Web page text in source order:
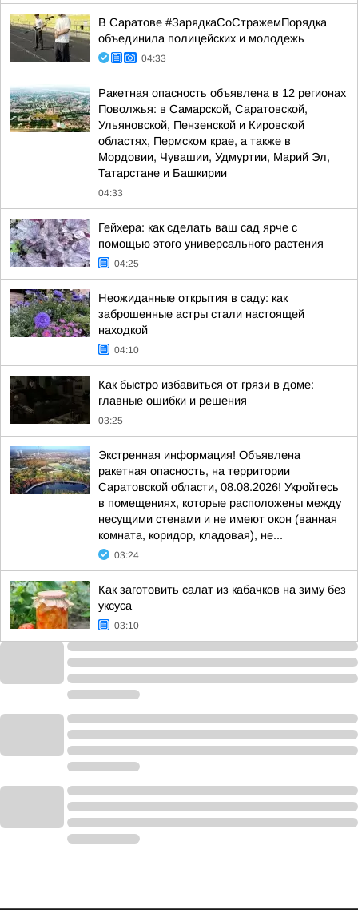
В Саратове #ЗарядкаСоСтражемПорядка
объединила полицейских и молодежь
04:33
Ракетная опасность объявлена в 12 регионах
Поволжья: в Самарской, Саратовской,
Ульяновской, Пензенской и Кировской
областях, Пермском крае, а также в
Мордовии, Чувашии, Удмуртии, Марий Эл,
Татарстане и Башкирии
04:33
Гейхера: как сделать ваш сад ярче с
помощью этого универсального растения
04:25
Неожиданные открытия в саду: как
заброшенные астры стали настоящей
находкой
04:10
Как быстро избавиться от грязи в доме:
главные ошибки и решения
03:25
Экстренная информация! Объявлена
ракетная опасность, на территории
Саратовской области, 08.08.2026! Укройтесь
в помещениях, которые расположены между
несущими стенами и не имеют окон (ванная
комната, коридор, кладовая), не...
03:24
Как заготовить салат из кабачков на зиму без
уксуса
03:10